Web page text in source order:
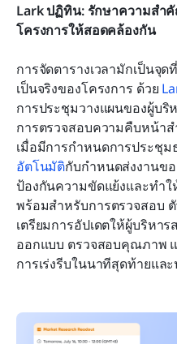
Lark ปฏิทิน: รักษาความสำ
โครงการให้สอดคล้องกัน
การจัดตารางเวลามักเป็นจุ
เป็นจริงของโครงการ ด้วย
การประชุมวางแผนของผู้บริ
การตรวจสอบความคืบหน้า
เมื่อมีการกำหนดการประชุม
อัตโนมัติกับกำหนดส่งงานขอ
ป้องกันความขัดแย้งและทำ
พร้อมสำหรับการตรวจสอบ
เตรียมการอัปเดตให้ผู้บริหา
ออกแบบ ตรวจสอบคุณภาพ
การเร่งรีบในนาทีสุดท้ายแล